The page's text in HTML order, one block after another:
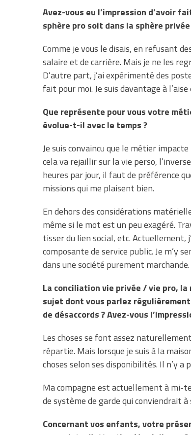
Avez-vous eu l’impression d’avoir
sphère pro soit dans la sphère
Comme je vous le disais, en refusant
salaire et de carrière. Mais je ne les
D’autre part, j’ai expérimenté des
fait pour moi. Je suis davantage à
Que représente pour vous votre
évolue-t-il avec le temps ?
Je suis convaincu que le métier
cela va rejaillir sur la vie perso,
heures par jour, il faut de préférence
missions qui me plaisent bien.
En dehors des considérations
même si le mot est un peu exagéré.
tisser du lien social, etc. Actuellement,
composante de service public. Je m’y
dans une société purement marchande.
La conciliation vie privée / vie pro,
sujet dont vous parlez
de désaccords ? Avez-vous
Les choses se font assez
répartie. Mais lorsque je suis à la
choses selon ses disponibilités. Il n’y a
Ma compagne est actuellement à mi-
de système de garde qui conviendrait à
Concernant vos enfants, votre